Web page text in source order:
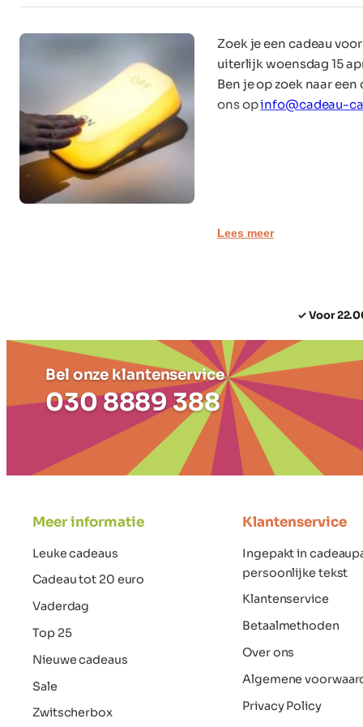
Zoek je een cadeau
uiterlijk woensdag 15
Ben je op zoek naar
ons opinfo@cadeau-
Lees meer
✓ Voor
Bel onze klantenservice
030 8889 388
Meer informatie
Leuke cadeaus
Cadeau tot 20 euro
Vaderdag
Top 25
Nieuwe cadeaus
Sale
Zwitscherbox
Klantenservice
Ingepakt in
persoonlijke tekst
Klantenservice
Betaalmethoden
Over ons
Algemene
Privacy Policy